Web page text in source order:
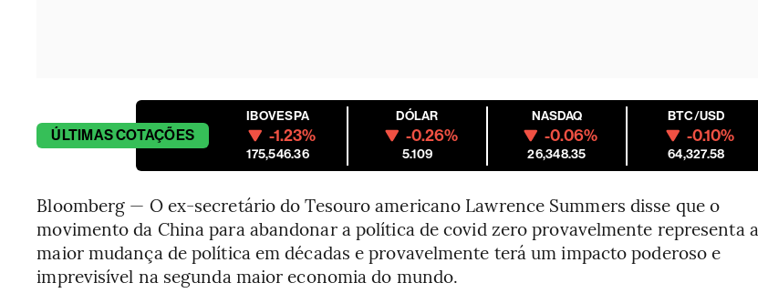
ÚLTIMASCOTAÇÕES
IBOVESPA
-1.23%
175,546.36
DÓLAR
-0.26%
5.109
NASDAQ
-0.06%
26,348.35
BTC/USD
-0.10%
64,327.58
Bloomberg — O ex-secretário do Tesouro americano Lawrence Summers disse que o
movimento da China para abandonar a política de covid zero provavelmente representa a
maior mudança de política em décadas e provavelmente terá um impacto poderoso e
imprevisível na segunda maior economia do mundo.